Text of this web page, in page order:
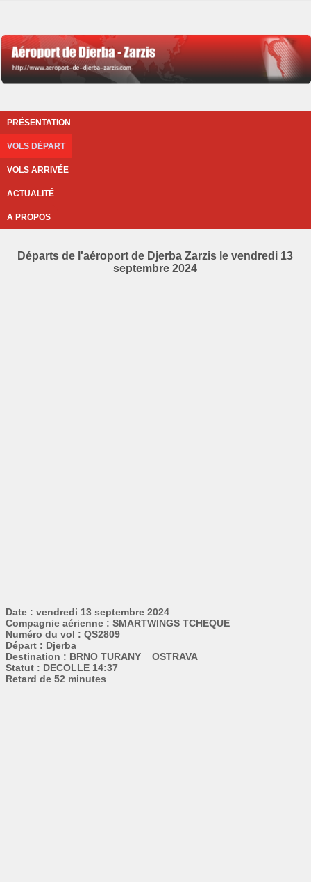
PRÉSENTATION
VOLS DÉPART
VOLS ARRIVÉE
ACTUALITÉ
A PROPOS
Départs de l'aéroport de Djerba Zarzis le vendredi 13
septembre 2024
Date : vendredi 13 septembre 2024
Compagnie aérienne : SMARTWINGS TCHEQUE
Numéro du vol : QS2809
Départ : Djerba
Destination : BRNO TURANY _ OSTRAVA
Statut : DECOLLE 14:37
Retard de 52 minutes